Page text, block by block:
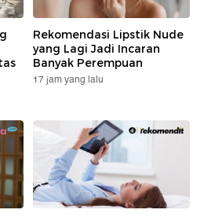
Rekomendasi Lipstik Nude
yang Lagi Jadi Incaran
Banyak Perempuan
17 jam yang lalu